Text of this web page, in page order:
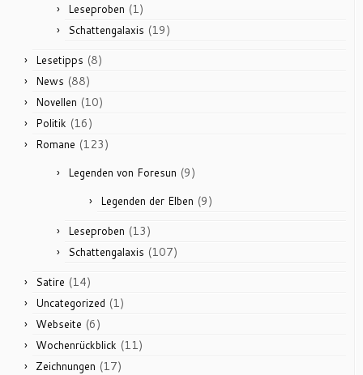
Leseproben (1)
Schattengalaxis (19)
Lesetipps (8)
News (88)
Novellen (10)
Politik (16)
Romane (123)
Legenden von Foresun (9)
Legenden der Elben (9)
Leseproben (13)
Schattengalaxis (107)
Satire (14)
Uncategorized (1)
Webseite (6)
Wochenrückblick (11)
Zeichnungen (17)